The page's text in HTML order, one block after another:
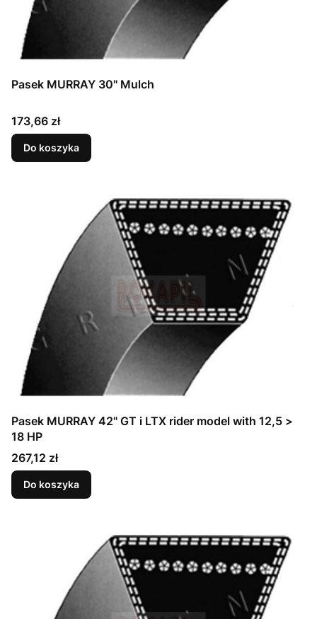
Pasek MURRAY 30" Mulch
Cena
173,66 zł
Do koszyka
Pasek MURRAY 42" GT i LTX rider model with 12,5 >
18 HP
Cena
267,12 zł
Do koszyka